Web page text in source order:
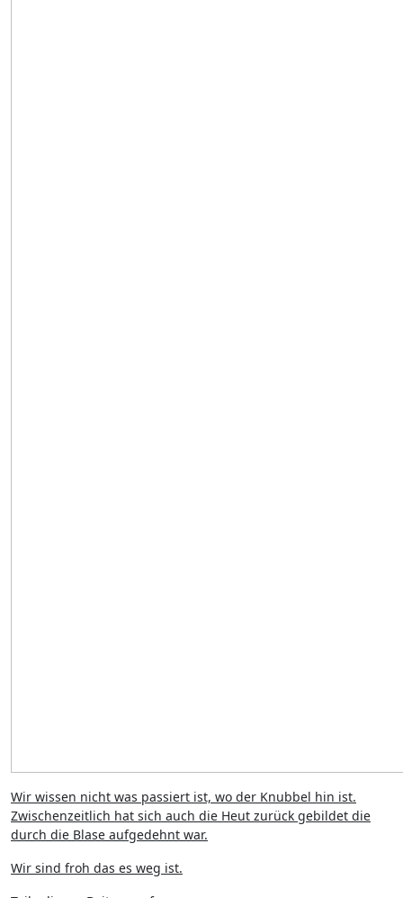
Wir wissen nicht was passiert ist, wo der Knubbel hin ist.
Zwischenzeitlich hat sich auch die Heut zurück gebildet die
durch die Blase aufgedehnt war.
Wir sind froh das es weg ist.